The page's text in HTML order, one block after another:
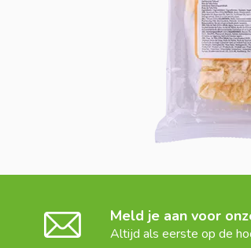
Meld je aan voor
Altijd als eerste op de